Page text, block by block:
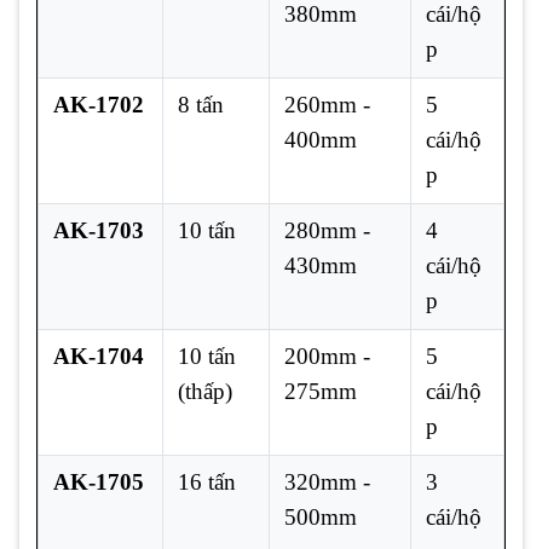
380mm
cái/hộ
p
AK-1702 8 tấn
260mm -
400mm
5
cái/hộ
p
AK-1703 10 tấn
280mm -
430mm
4
cái/hộ
p
AK-1704
10 tấn
(thấp)
200mm -
275mm
5
cái/hộ
p
AK-1705 16 tấn
320mm -
500mm
3
cái/hộ